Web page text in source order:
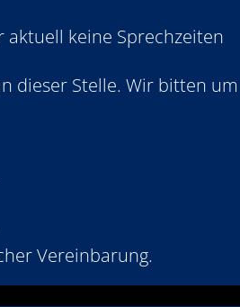
keine Sprechzeiten
dieser Stelle. Wir bitten um
Vereinbarung.